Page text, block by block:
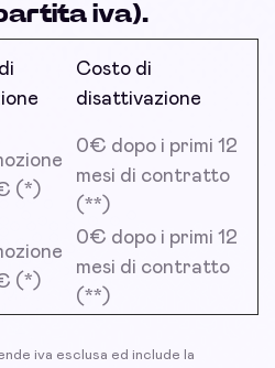
iva).
Costo di
disattivazione
(*)
0€ dopo i primi 12
mesi di contratto
(**)
(*)
0€ dopo i primi 12
mesi di contratto
(**)
iva esclusa ed include la